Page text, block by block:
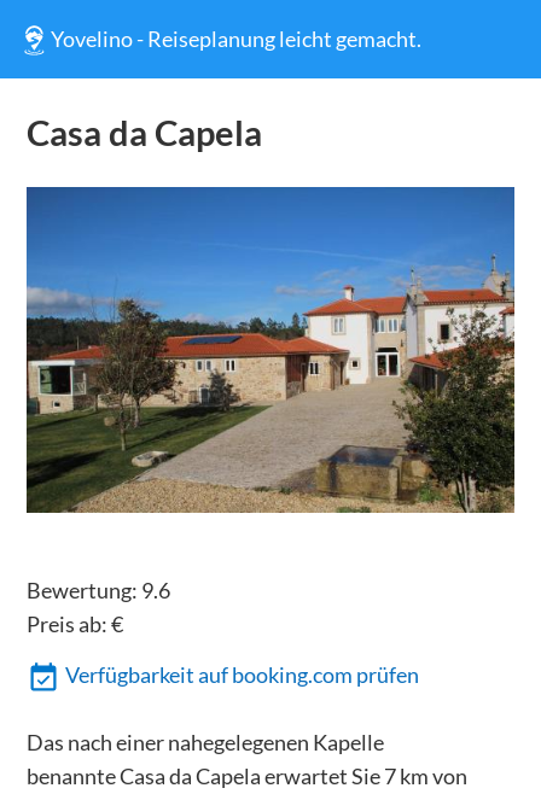
Yovelino - Reiseplanung leicht gemacht.
Casa da Capela
Bewertung: 9.6
Preis ab:€
Verfügbarkeit auf booking.com prüfen
Das nach einer nahegelegenen Kapelle
benannte Casa da Capela erwartet Sie 7 km von